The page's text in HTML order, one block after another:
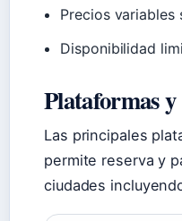
Precios variables
Disponibilidad
Plataformas
Las principales
permite reserva y
ciudades